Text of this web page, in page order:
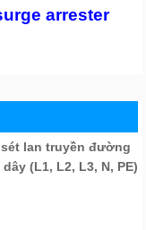
arrester
lan truyền đường
(L1, L2, L3, N, PE)